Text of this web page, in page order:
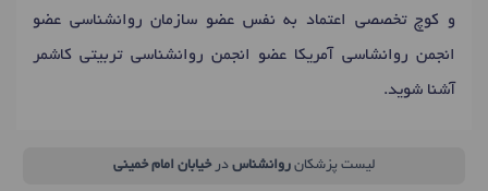
و کوچ تخصصی اعتماد به نفس عضو سازمان روانشناسی عضو
انجمن روانشاسی آمریکا عضو انجمن روانشناسی تربیتی کاشمر
آشنا شوید.
لیست پزشکانروانشناس درخیابان امام خمینی